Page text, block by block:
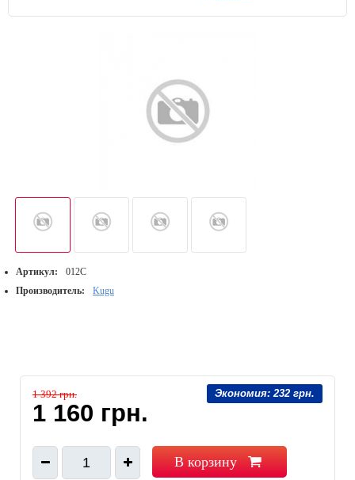
Артикул:
012C
Производитель:
Kugu
Экономия:232 грн.
1 392 грн.
1 160 грн.
1 В корзину